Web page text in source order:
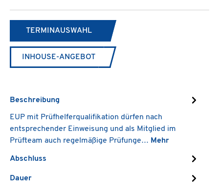
TERMINAUSWAHL
INHOUSE-ANGEBOT
Beschreibung
EUP mit Prüfhelferqualifikation dürfen nach
entsprechender Einweisung und als Mitglied im
Prüfteam auch regelmäßige Prüfunge… Mehr
Abschluss
Dauer